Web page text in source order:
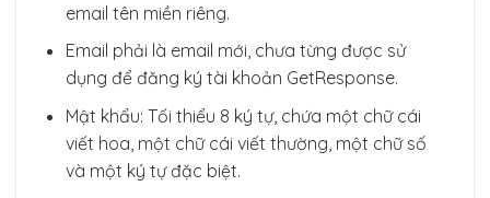
email tên miền riêng.
Email phải là email mới, chưa từng được sử
dụng để đăng ký tài khoản GetResponse.
Mật khẩu: Tối thiểu 8 ký tự, chứa một chữ cái
viết hoa, một chữ cái viết thường, một chữ số
và một ký tự đặc biệt.